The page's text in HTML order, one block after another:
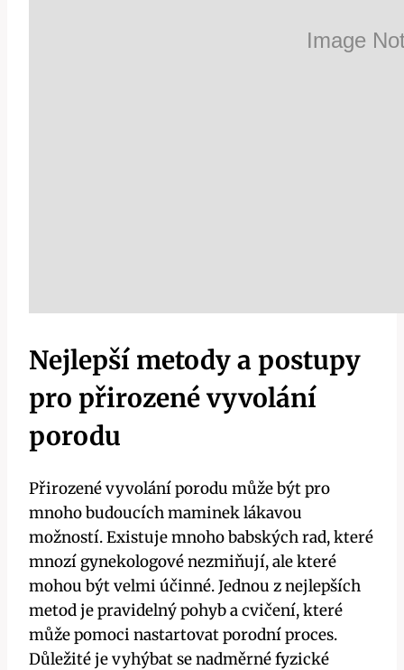
Nejlepší metody a postupy
pro přirozené vyvolání
porodu
Přirozené vyvolání porodu může být pro
mnoho budoucích maminek lákavou
možností. Existuje mnoho babských rad, které
mnozí gynekologové nezmiňují, ale které
mohou být velmi účinné. Jednou z nejlepších
metod je pravidelný pohyb a cvičení, které
může pomoci nastartovat porodní proces.
Důležité je vyhýbat se nadměrné fyzické